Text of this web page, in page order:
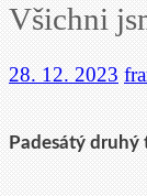
Všichni
28. 12. 2023
Padesátý